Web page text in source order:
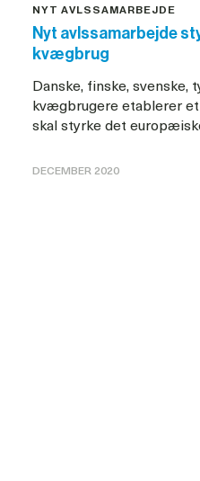
NYT AVLSSAMARBEJDE
Nyt avlssamarbejde
kvægbrug
Danske, finske, svenske,
kvægbrugere etablerer
skal styrke det
DECEMBER 2020